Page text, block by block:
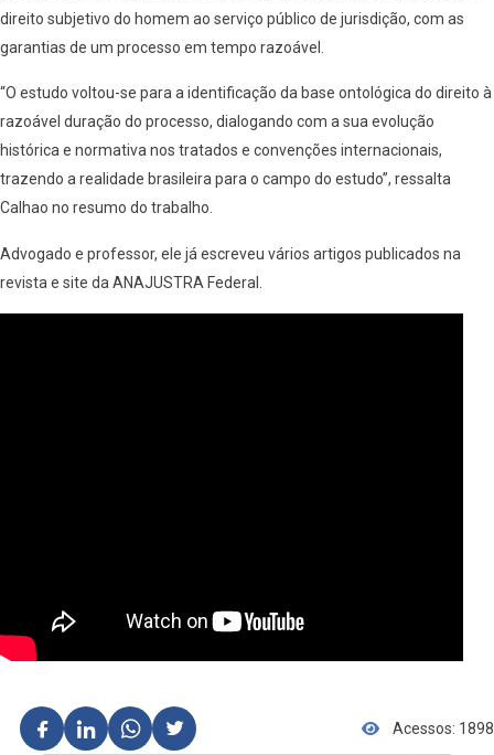
direito subjetivo do homem ao serviço público de jurisdição, com as
garantias de um processo em tempo razoável.
“O estudo voltou-se para a identificação da base ontológica do direito à
razoável duração do processo, dialogando com a sua evolução
histórica e normativa nos tratados e convenções internacionais,
trazendo a realidade brasileira para o campo do estudo”, ressalta
Calhao no resumo do trabalho.
Advogado e professor, ele já escreveu vários artigos publicados na
revista e site da ANAJUSTRA Federal.
Acessos: 1898